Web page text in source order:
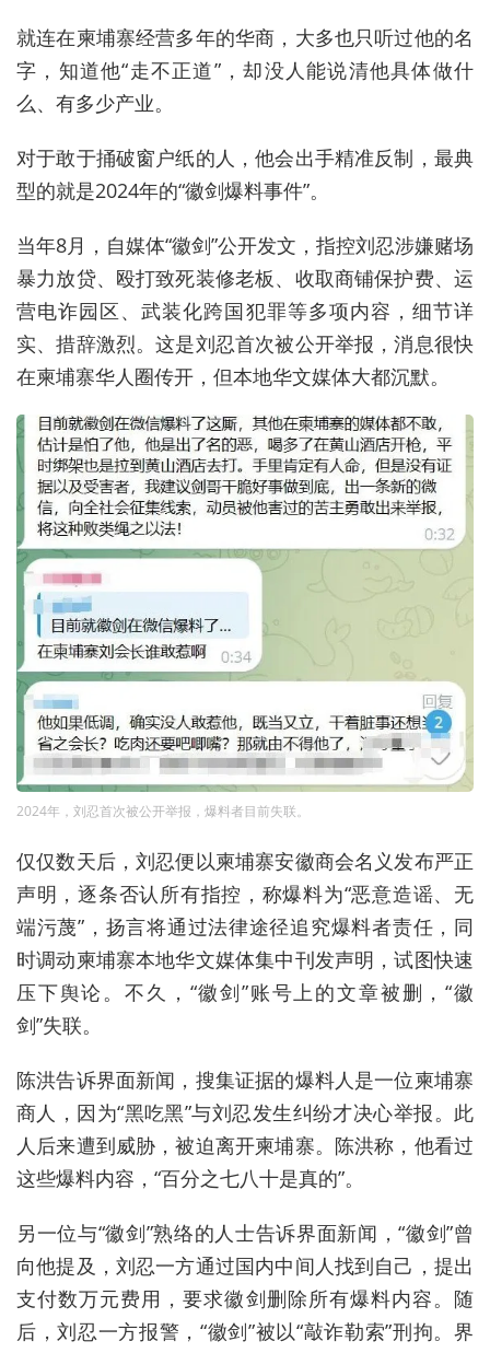
就连在柬埔寨经营多年的华商，大多也只听过他的名
字，知道他“走不正道”，却没人能说清他具体做什
么、有多少产业。
对于敢于捅破窗户纸的人，他会出手精准反制，最典
型的就是2024年的“徽剑爆料事件”。
当年8月，自媒体“徽剑”公开发文，指控刘忍涉嫌赌场
暴力放贷、殴打致死装修老板、收取商铺保护费、运
营电诈园区、武装化跨国犯罪等多项内容，细节详
实、措辞激烈。这是刘忍首次被公开举报，消息很快
在柬埔寨华人圈传开，但本地华文媒体大都沉默。
2024年，刘忍首次被公开举报，爆料者目前失联。
仅仅数天后，刘忍便以柬埔寨安徽商会名义发布严正
声明，逐条否认所有指控，称爆料为“恶意造谣、无
端污蔑”，扬言将通过法律途径追究爆料者责任，同
时调动柬埔寨本地华文媒体集中刊发声明，试图快速
压下舆论。不久，“徽剑”账号上的文章被删，“徽
剑”失联。
陈洪告诉界面新闻，搜集证据的爆料人是一位柬埔寨
商人，因为“黑吃黑”与刘忍发生纠纷才决心举报。此
人后来遭到威胁，被迫离开柬埔寨。陈洪称，他看过
这些爆料内容，“百分之七八十是真的”。
另一位与“徽剑”熟络的人士告诉界面新闻，“徽剑”曾
向他提及，刘忍一方通过国内中间人找到自己，提出
支付数万元费用，要求徽剑删除所有爆料内容。随
后，刘忍一方报警，“徽剑”被以“敲诈勒索”刑拘。界